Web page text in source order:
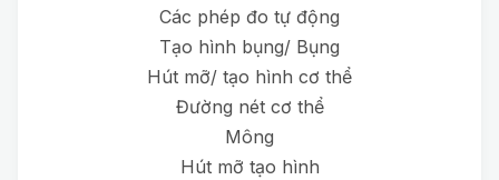
Các phép đo tự động
Tạo hình bụng/ Bụng
Hút mỡ/ tạo hình cơ thể
Đường nét cơ thể
Mông
Hút mỡ tạo hình